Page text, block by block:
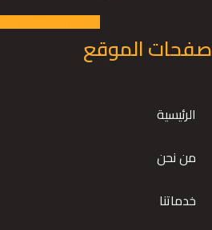
صفحات الموقع
الرئيسية
من نحن
خدماتنا